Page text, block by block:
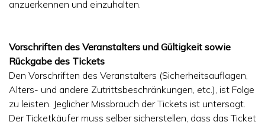
anzuerkennen und einzuhalten.
Vorschriften des Veranstalters und Gültigkeit sowie
Rückgabe des Tickets
Den Vorschriften des Veranstalters (Sicherheitsauflagen,
Alters- und andere Zutrittsbeschränkungen, etc.), ist Folge
zu leisten. Jeglicher Missbrauch der Tickets ist untersagt.
Der Ticketkäufer muss selber sicherstellen, dass das Ticket